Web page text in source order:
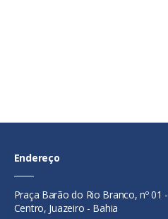
Endereço
Praça Barão do Rio Branco, nº 01 -
Centro, Juazeiro - Bahia